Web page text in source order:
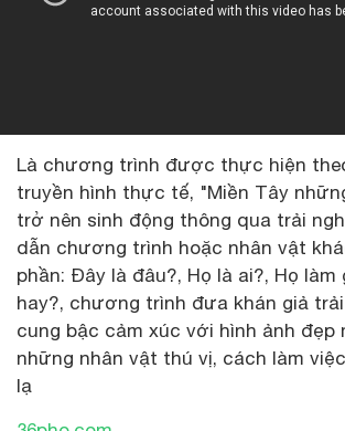
Là chương trình được thực hiện
truyền hình thực tế, "Miền Tây
trở nên sinh động thông qua trải
dẫn chương trình hoặc nhân vật
phần: Đây là đâu?, Họ là ai?, Họ làm
hay?, chương trình đưa khán giả
cung bậc cảm xúc với hình ảnh đẹp
những nhân vật thú vị, cách làm
lạ